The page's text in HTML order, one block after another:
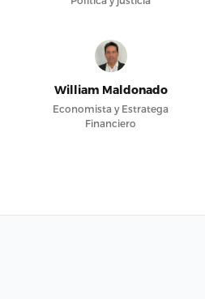
William Maldonado
Economista y Estratega
Financiero